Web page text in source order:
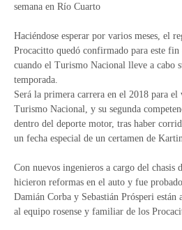
semana en Río Cuarto
Haciéndose esperar por varios meses, el
Procacitto quedó confirmado para este fin
cuando el Turismo Nacional lleve a cabo
temporada.
Será la primera carrera en el 2018 para el
Turismo Nacional, y su segunda
dentro del deporte motor, tras haber
un fecha especial de un certamen de
Con nuevos ingenieros a cargo del chasis
hicieron reformas en el auto y fue
Damián Corba y Sebastián Prósperi están
al equipo rosense y familiar de los